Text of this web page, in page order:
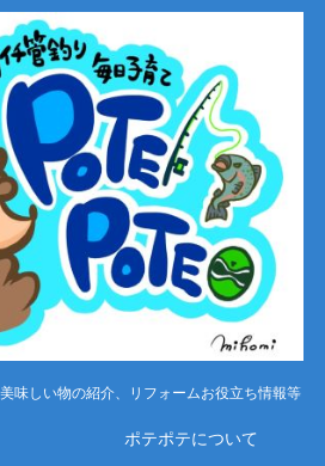
味しい物の紹介、リフォームお役立ち情報等
ポテポテについて